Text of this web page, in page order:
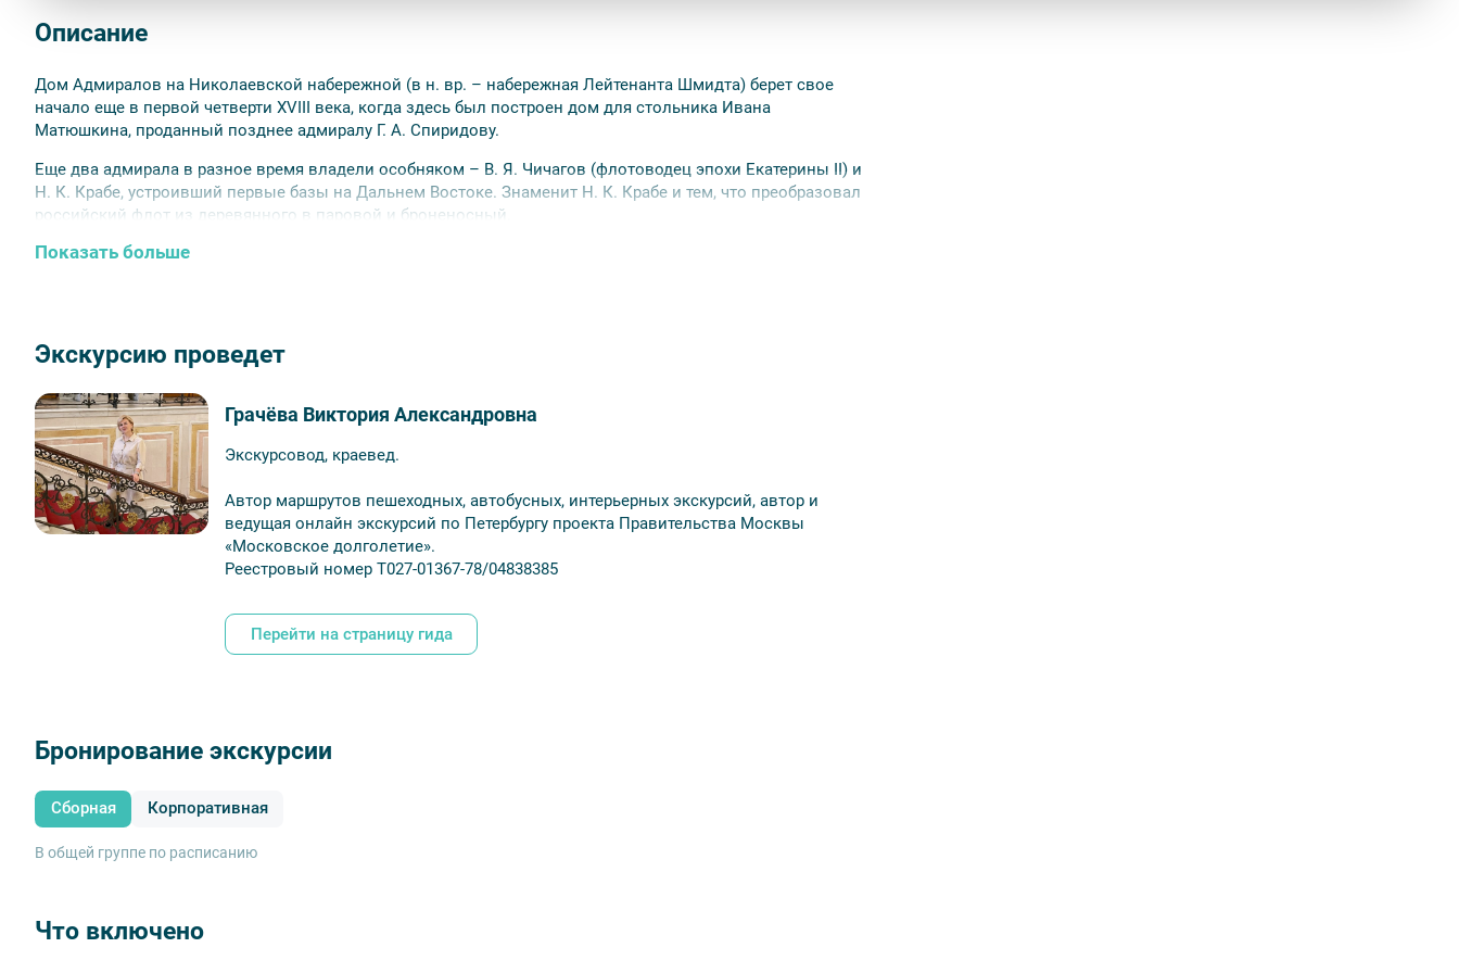
Описание
Дом Адмиралов на Николаевской набережной (в н. вр. – набережная Лейтенанта Шмидта) берет свое
начало еще в первой четверти XVIII века, когда здесь был построен дом для стольника Ивана
Матюшкина, проданный позднее адмиралу Г. А. Спиридову.
Еще два адмирала в разное время владели особняком – В. Я. Чичагов (флотоводец эпохи Екатерины II) и
Н. К. Крабе, устроивший первые базы на Дальнем Востоке. Знаменит Н. К. Крабе и тем, что преобразовал
российский флот из деревянного в паровой и броненосный.
В 1840 году дом перешел в собственность архитектора А. П. Брюллова. Он был известен не только как
жена А. П. Брюллова была одаренным музыкантов и нередко играла в одном из залов, который вам
В наши дни, в особняке, согласно традиции, заведенной когда-то Брюлловыми, проходят вернисажи и
творческие выставки талантливых художников. Нам предстоит увидеть одну из них.
В конце программы вас ждёт обед в одном из залов ресторана особняка.
Меню обеда:
Салат из летних овощей с тыквенными семечками;
Азу из говядины с запеченным картофелем;
Хлеб и сладкая выпечка;
Вода с мятой и лимоном и чай.
Показать больше
Экскурсию проведет
Грачёва Виктория Александровна
Экскурсовод, краевед.
Автор маршрутов пешеходных, автобусных, интерьерных экскурсий, автор и
ведущая онлайн экскурсий по Петербургу проекта Правительства Москвы
«Московское долголетие».
Реестровый номер Т027-01367-78/04838385
Перейти на страницу гида
Бронирование экскурсии
Сборная Корпоративная
В общей группе по расписанию
Что включено